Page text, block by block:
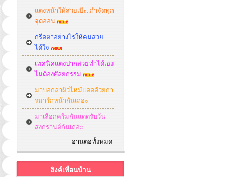
แต่งหน้าให้สวยเป๊ะ..กำจัดทุก
จุดอ่อน
กรีดตาอย่่างไรให้คมสวย
ได้ใจ
เทคนิคแต่งปากสวยทำได้เอง
ไม่ต้องศัลยกรรม
มาบอกลาผิวไหม้แดดด้วยกา
รมาร์กหน้ากันเถอะ
มาเลือกครีมกันแดดรับวัน
สงกรานต์กันเถอะ
อ่านต่อทั้งหมด
ลิงค์เพื่อนบ้าน